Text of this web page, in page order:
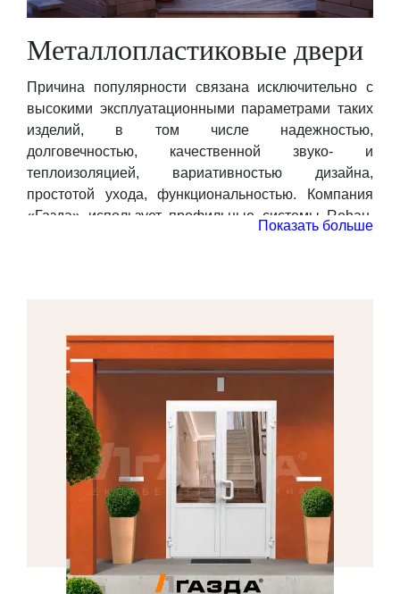
Металлопластиковые двери
Причина популярности связана исключительно с
высокими эксплуатационными параметрами таких
изделий, в том числе надежностью,
долговечностью, качественной звуко- и
теплоизоляцией, вариативностью дизайна,
простотой ухода, функциональностью. Компания
«Газда» использует профильные системы Rehau,
особенности.
Балконные двери.Вместе с ними применяется и
традиционная оконная фурнитура, если не
поставлены другие задачи. Как правило,
балконные металлопластиковые двери,не только
открываются, но и откидываются, могут ставиться
на микропроветривание. Чаще всего рядом с такой
дверной конструкцией располагается и окно, хотя в
некоторых случаях формируется широкий
балконный проем (140 см и более), который можно
закрыть 2-створчатой дверью.
Офисные двери.Нередко офисные
Показать больше